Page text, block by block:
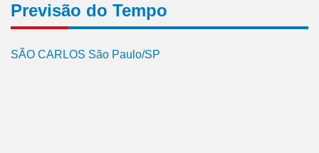
Previsão do Tempo
SÃO CARLOS São Paulo/SP